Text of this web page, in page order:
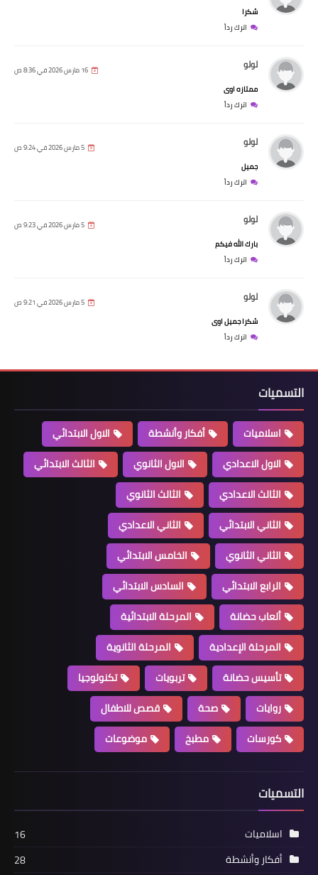
شكرا
اترك رداً
لولو 16 مارس 2026 في 8:36 ص
ممتازه اوى
اترك رداً
لولو 5 مارس 2026 في 9:24 ص
جميل
اترك رداً
لولو 5 مارس 2026 في 9:23 ص
بارك الله فيكم
اترك رداً
لولو 5 مارس 2026 في 9:21 ص
شكرا جميل اوى
اترك رداً
التسميات
اسلاميات أفكار وأنشطة
الاول الابتدائي
الاول الاعدادي
الاول الثانوي
الثالث الابتدائي
الثالث الاعدادي
الثالث الثانوي
الثاني الابتدائي
الثاني الاعدادي
الثاني الثانوي
الخامس الابتدائي
الرابع الابتدائي
السادس الابتدائي
ألعاب حضانة
المرحلة الابتدائية
المرحلة الإعدادية
المرحلة الثانوية
تأسيس حضانة
تربويات
تكنولوجيا
روايات
صحة
قصص للاطفال
كورسات
مطبخ موضوعات
التسميات
اسلاميات
16
أفكار وأنشطة
28